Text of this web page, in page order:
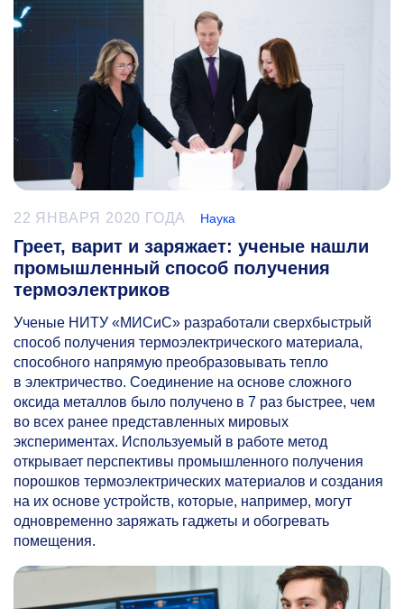
22 ЯНВАРЯ 2020 ГОДА Наука
Греет, варит и заряжает: ученые нашли
промышленный способ получения
термоэлектриков
Ученые НИТУ «МИСиС» разработали сверхбыстрый
способ получения термоэлектрического материала,
способного напрямую преобразовывать тепло
в электричество. Соединение на основе сложного
оксида металлов было получено в 7 раз быстрее, чем
во всех ранее представленных мировых
экспериментах. Используемый в работе метод
открывает перспективы промышленного получения
порошков термоэлектрических материалов и создания
на их основе устройств, которые, например, могут
одновременно заряжать гаджеты и обогревать
помещения.